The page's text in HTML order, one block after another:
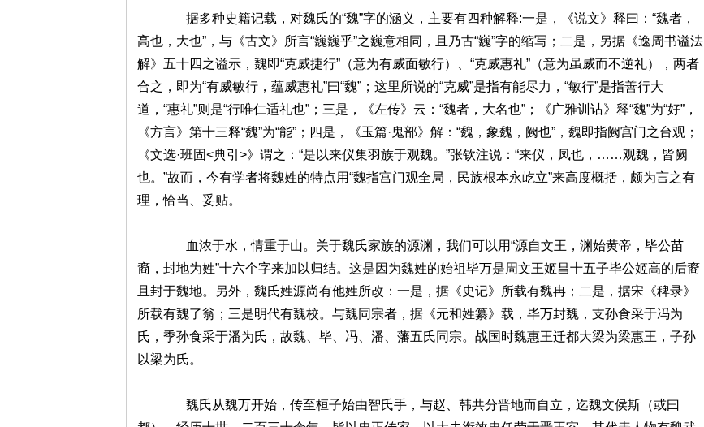
据多种史籍记载，对魏氏的“魏”字的涵义，主要有四种解释:一是，《说文》释曰：“魏者，
高也，大也”，与《古文》所言“巍巍乎”之巍意相同，且乃古“巍”字的缩写；二是，另据《逸周书谥法
解》五十四之谥示，魏即“克威捷行”（意为有威面敏行）、“克威惠礼”（意为虽威而不逆礼），两者
合之，即为“有威敏行，蕴威惠礼”曰“魏”；这里所说的“克威”是指有能尽力，“敏行”是指善行大
道，“惠礼”则是“行唯仁适礼也”；三是，《左传》云：“魏者，大名也”；《广雅训诂》释“魏”为“好”，
《方言》第十三释“魏”为“能”；四是，《玉篇·鬼部》解：“魏，象魏，阙也”，魏即指阙宫门之台观；
《文选·班固<典引>》谓之：“是以来仪集羽族于观魏。”张钦注说：“来仪，凤也，……观魏，皆阙
也。”故而，今有学者将魏姓的特点用“魏指宫门观全局，民族根本永屹立”来高度概括，颇为言之有
理，恰当、妥贴。
血浓于水，情重于山。关于魏氏家族的源渊，我们可以用“源自文王，渊始黄帝，毕公苗
裔，封地为姓”十六个字来加以归结。这是因为魏姓的始祖毕万是周文王姬昌十五子毕公姬高的后裔
且封于魏地。另外，魏氏姓源尚有他姓所改：一是，据《史记》所载有魏冉；二是，据宋《稗录》
所载有魏了翁；三是明代有魏校。与魏同宗者，据《元和姓纂》载，毕万封魏，支孙食采于冯为
氏，季孙食采于潘为氏，故魏、毕、冯、潘、藩五氏同宗。战国时魏惠王迁都大梁为梁惠王，子孙
以梁为氏。
魏氏从魏万开始，传至桓子始由智氏手，与赵、韩共分晋地而自立，迄魏文侯斯（或曰